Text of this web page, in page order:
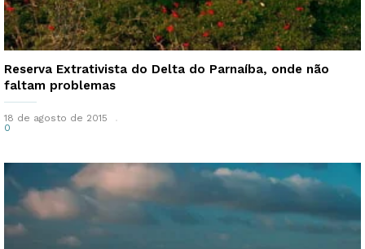
Reserva Extrativista do Delta do Parnaíba, onde não
faltam problemas
18 de agosto de 2015
0